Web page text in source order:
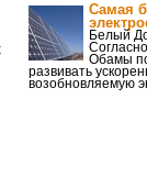
Самая
Белый
Обамы
развивать
возобновляемую